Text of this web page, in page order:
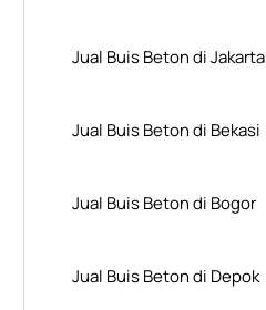
Jual Buis Beton di Jakarta
Jual Buis Beton di Bekasi
Jual Buis Beton di Bogor
Jual Buis Beton di Depok